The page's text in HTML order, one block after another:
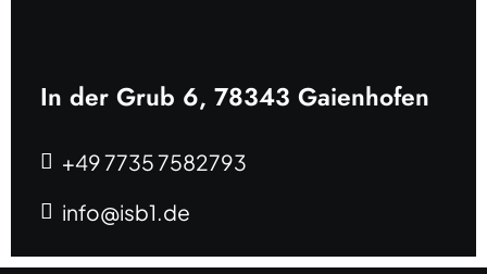
In der Grub 6, 78343 Gaienhofen
+49 7735 7582793
info@isb1.de